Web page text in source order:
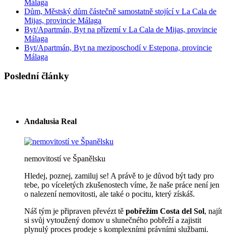
Málaga
Dům, Městský dům částečně samostatně stojící v La Cala de
Mijas, provincie Málaga
Byt/Apartmán, Byt na přízemí v La Cala de Mijas, provincie
Málaga
Byt/Apartmán, Byt na meziposchodí v Estepona, provincie
Málaga
Poslední články
Andalusia Real
nemovitostí ve Španělsku
Hledej, poznej, zamiluj se! A právě to je důvod být tady pro
tebe, po víceletých zkušenostech víme, že naše práce není jen
o nalezení nemovitosti, ale také o pocitu, který získáš.
Náš tým je připraven převézt těpobřežím Costa del Sol, najít
si svůj vytoužený domov u slunečného pobřeží a zajistit
plynulý proces prodeje s komplexními právními službami.